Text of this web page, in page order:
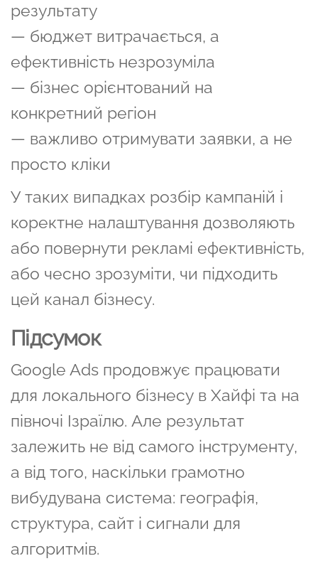
результату
— бюджет витрачається, а
ефективність незрозуміла
— бізнес орієнтований на
конкретний регіон
— важливо отримувати заявки, а не
просто кліки
У таких випадках розбір кампаній і
коректне налаштування дозволяють
або повернути рекламі ефективність,
або чесно зрозуміти, чи підходить
цей канал бізнесу.
Підсумок
Google Ads продовжує працювати
для локального бізнесу в Хайфі та на
півночі Ізраїлю. Але результат
залежить не від самого інструменту,
а від того, наскільки грамотно
вибудувана система: географія,
структура, сайт і сигнали для
алгоритмів.